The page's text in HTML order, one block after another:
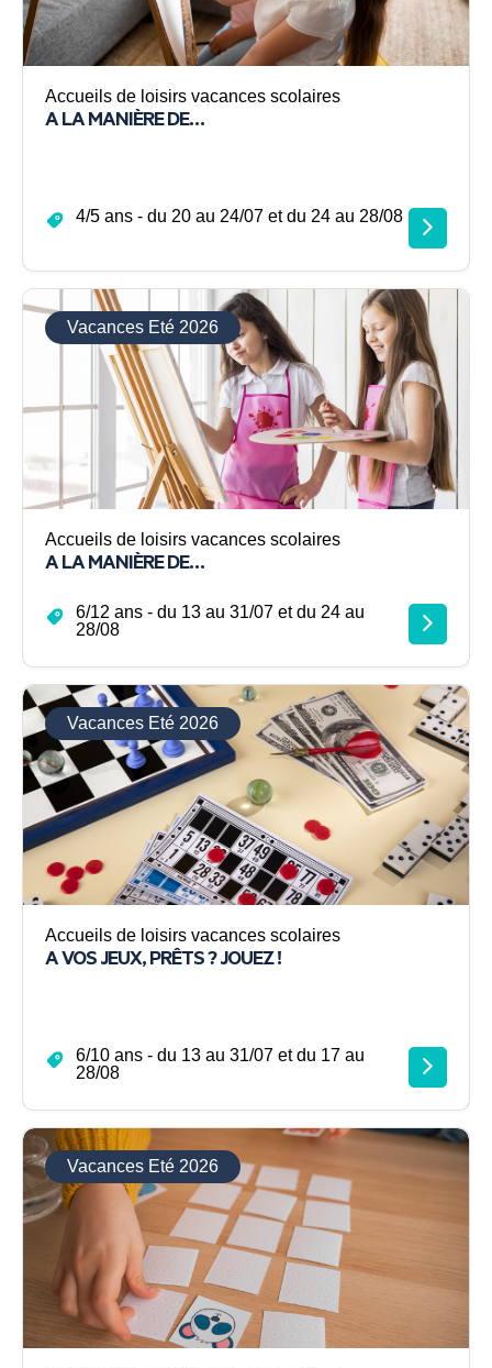
Accueils de loisirs vacances scolaires
A LA MANIÈRE DE…
4/5 ans - du 20 au 24/07 et du 24 au 28/08
Vacances Eté 2026
Accueils de loisirs vacances scolaires
A LA MANIÈRE DE…
6/12 ans - du 13 au 31/07 et du 24 au
28/08
Vacances Eté 2026
Accueils de loisirs vacances scolaires
A VOS JEUX, PRÊTS ? JOUEZ !
6/10 ans - du 13 au 31/07 et du 17 au
28/08
Vacances Eté 2026